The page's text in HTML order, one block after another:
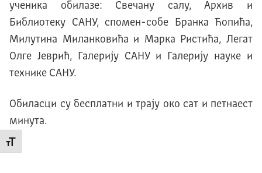
Промени величину слова
ученика обилазе: Свечану салу, Архив и
Библиотеку САНУ, спомен-собе Бранка Ћопића,
Милутина Миланковића и Марка Ристића, Легат
Олге Јеврић, Галерију САНУ и Галерију науке и
технике САНУ.
Обиласци су бесплатни и трају око сат и петнаест
минута.